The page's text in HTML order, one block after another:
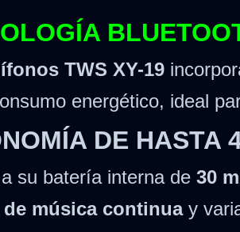
TWS XY-19
energético, ideal
DE HASTA
su batería interna de 30
música continuay